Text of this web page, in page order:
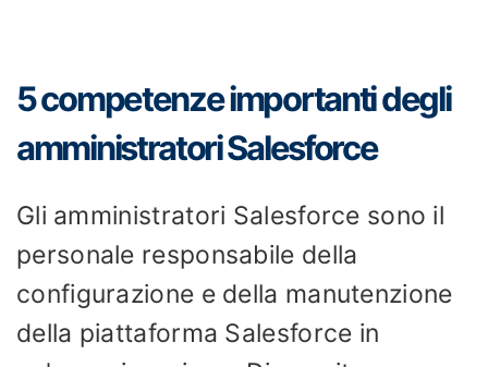
5 competenze importanti degli
amministratori Salesforce
Gli amministratori Salesforce sono il
personale responsabile della
configurazione e della manutenzione
della piattaforma Salesforce in